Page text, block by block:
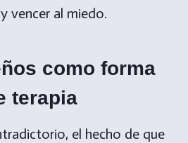
vencer al miedo.
como forma
terapia
el hecho de que